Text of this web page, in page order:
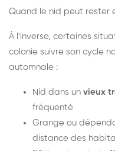
Quand le nid peut rester
À l'inverse, certaines
colonie suivre son cycle
automnale :
Nid dans un vieux
fréquenté
Grange ou
distance des